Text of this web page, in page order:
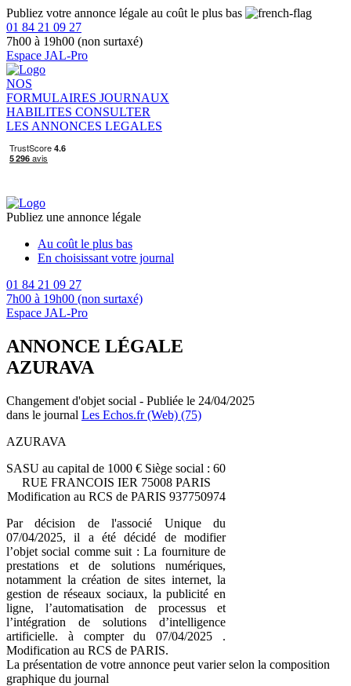
Publiez votre annonce légale au coût le plus bas
01 84 21 09 27
7h00 à 19h00 (non surtaxé)
Espace JAL-Pro
NOS
FORMULAIRES JOURNAUX
HABILITES CONSULTER
LES ANNONCES LEGALES
Publiez une annonce légale
Au coût le plus bas
En choisissant votre journal
01 84 21 09 27
7h00 à 19h00 (non surtaxé)
Espace JAL-Pro
ANNONCE LÉGALE
AZURAVA
Changement d'objet social - Publiée le 24/04/2025
dans le journal Les Echos.fr (Web) (75)
AZURAVA
SASU au capital de 1000 € Siège social : 60
RUE FRANCOIS IER 75008 PARIS
Modification au RCS de PARIS 937750974
Par décision de l'associé Unique du
07/04/2025, il a été décidé de modifier
l’objet social comme suit : La fourniture de
prestations et de solutions numériques,
notamment la création de sites internet, la
gestion de réseaux sociaux, la publicité en
ligne, l’automatisation de processus et
l’intégration de solutions d’intelligence
artificielle. à compter du 07/04/2025 .
Modification au RCS de PARIS.
La présentation de votre annonce peut varier selon la composition
graphique du journal